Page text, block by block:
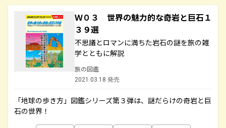
Ｗ０３ 世界の魅力的な奇岩と巨石１
３９選
不思議とロマンに満ちた岩石の謎を旅の雑
学とともに解説
旅の図鑑
2021.03.18 発売
「地球の歩き方」図鑑シリーズ第３弾は、謎だらけの奇岩と巨
石の世界！